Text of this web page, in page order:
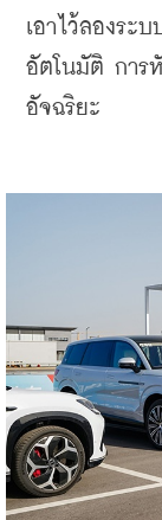
เอาไว้ลองระ
อัตโนมัติ การ
อัจฉริยะ